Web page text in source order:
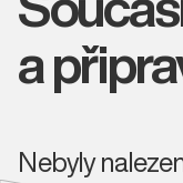
a
Nebyly